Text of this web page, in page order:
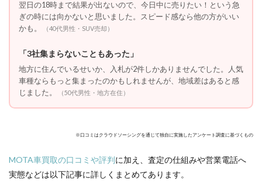
「提
携数
重視
3.4
🔰 3.
初め
てで
不安
なら
型」
3.5
翌日の18時まで結果が出ないので、今日中に売りたい！という急
ぎの時には向かないと思いました。スピード感なら他の方がいい
かも。
（40代男性・SUV売却）
「3社集まらないこともあった」
地方に住んでいるせいか、入札が2件しかありませんでした。人気
車種ならもっと集まったのかもしれませんが、地域差はあると感
じました。
（50代男性・地方在住）
※口コミはクラウドソーシングを通じて独自に実施したアンケート調査に基づくもの
MOTA車買取の口コミや評判に加え、査定の仕組みや営業電話へ
実態などは以下記事に詳しくまとめてあります。